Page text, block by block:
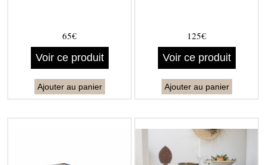
65€
Voir ce produit
Ajouter au panier
125€
Voir ce produit
Ajouter au panier